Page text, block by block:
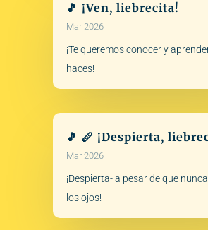
🎵 ¡Ven, liebrecita!
Mar 2026
¡Te queremos conocer y
haces!
🎵 🪈 ¡Despierta,
Mar 2026
¡Despierta- a pesar de que
los ojos!